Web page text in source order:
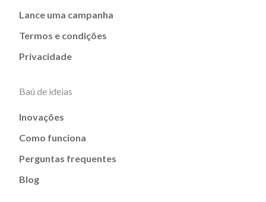
Lance uma campanha
Termos e condições
Privacidade
Baú de ideias
Inovações
Como funciona
Perguntas frequentes
Blog